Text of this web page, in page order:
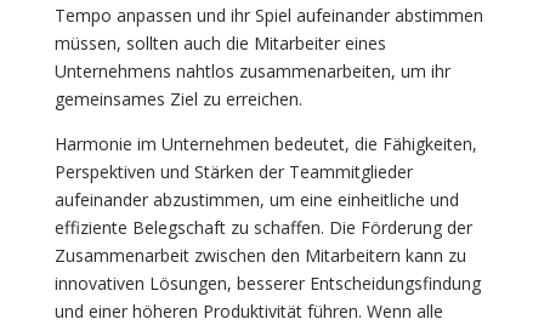
Tempo anpassen und ihr Spiel aufeinander abstimmen
müssen, sollten auch die Mitarbeiter eines
Unternehmens nahtlos zusammenarbeiten, um ihr
gemeinsames Ziel zu erreichen.
Harmonie im Unternehmen bedeutet, die Fähigkeiten,
Perspektiven und Stärken der Teammitglieder
aufeinander abzustimmen, um eine einheitliche und
effiziente Belegschaft zu schaffen. Die Förderung der
Zusammenarbeit zwischen den Mitarbeitern kann zu
innovativen Lösungen, besserer Entscheidungsfindung
und einer höheren Produktivität führen. Wenn alle